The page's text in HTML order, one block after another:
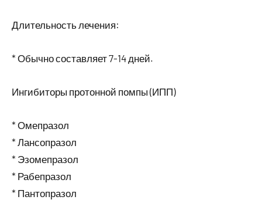
Длительность лечения:
* Обычно составляет 7-14 дней.
Ингибиторы протонной помпы (ИПП)
* Омепразол
* Лансопразол
* Эзомепразол
* Рабепразол
* Пантопразол